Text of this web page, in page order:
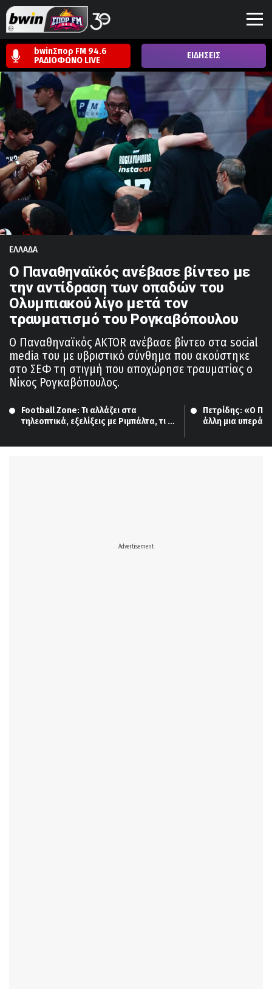
bwinΣπορ FM 94.6
ΡΑΔΙΟΦΩΝΟ LIVE ΕΙΔΗΣΕΙΣ
ΕΛΛΑΔΑ
Ο Παναθηναϊκός ανέβασε βίντεο με
την αντίδραση των οπαδών του
Ολυμπιακού λίγο μετά τον
τραυματισμό του Ρογκαβόπουλου
Ο Παναθηναϊκός AKTOR ανέβασε βίντεο στα social
media του με υβριστικό σύνθημα που ακούστηκε
στο ΣΕΦ τη στιγμή που αποχώρησε τραυματίας ο
Νίκος Ρογκαβόπουλος.
Football Zone: Τι αλλάζει στα
τηλεοπτικά, εξελίξεις με Ριμπάλτα, τι
Πετρίδης: «Ο
άλλη μια